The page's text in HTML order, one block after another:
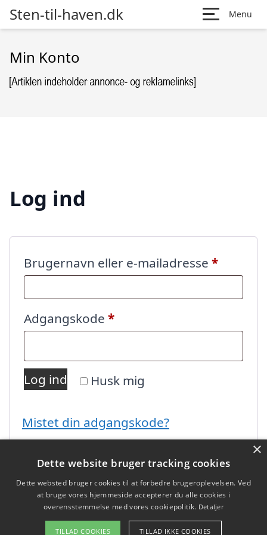
Sten-til-haven.dk Menu
Min Konto
Log ind
Brugernavn eller e-mailadresse *
Adgangskode *Påkrævet
Husk mig
Log ind
Mistet din adgangskode?
×
Dette website bruger tracking cookies
Dette websted bruger cookies til at forbedre brugeroplevelsen. Ved
at bruge vores hjemmeside accepterer du alle cookies i
overensstemmelse med vores cookiepolitik. Detaljer
TILLAD COOKIES TILLAD IKKE COOKIES